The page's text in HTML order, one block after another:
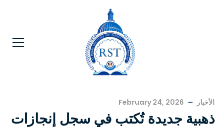
الأخبار February 24, 2026
ذهبية جديدة تُكتب في سجل إنجازات